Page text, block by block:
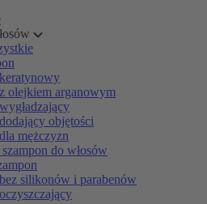
olejkiem arganowym
objętości
mężczyzn
do włosów
silikonów i parabenów